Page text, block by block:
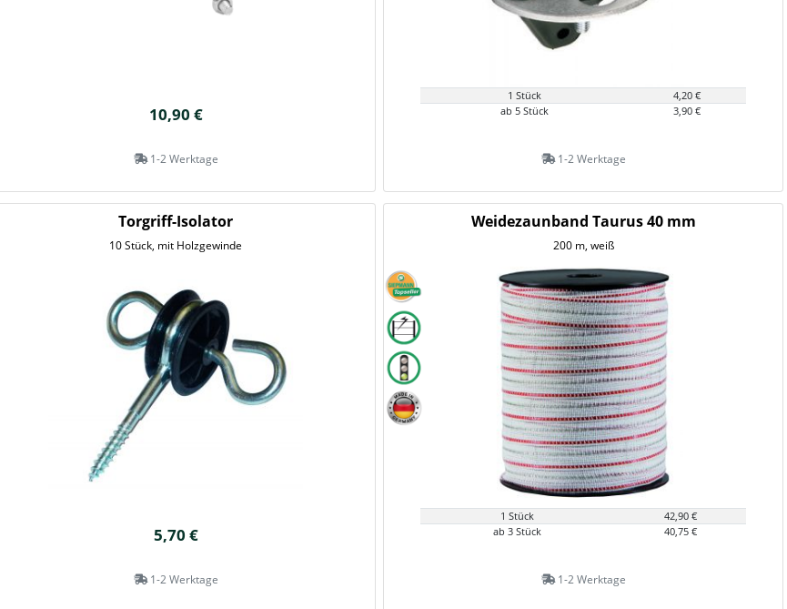
10,90 €
1-2 Werktage
1 Stück
4,20 €
ab 5 Stück
3,90 €
1-2 Werktage
Torgriff-Isolator
10 Stück, mit Holzgewinde
5,70 €
1-2 Werktage
Weidezaunband Taurus 40 mm
200 m, weiß
1 Stück
42,90 €
ab 3 Stück
40,75 €
1-2 Werktage